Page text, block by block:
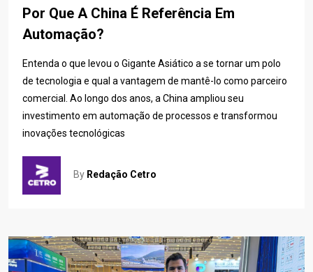
Por Que A China É Referência Em
Automação?
Entenda o que levou o Gigante Asiático a se tornar um polo
de tecnologia e qual a vantagem de mantê-lo como parceiro
comercial. Ao longo dos anos, a China ampliou seu
investimento em automação de processos e transformou
inovações tecnológicas
By Redação Cetro